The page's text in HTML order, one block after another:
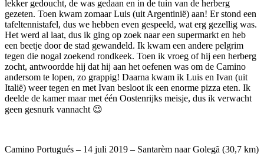
lekker gedoucht, de was gedaan en in de tuin van de herberg
gezeten. Toen kwam zomaar Luis (uit Argentinië) aan! Er stond een
tafeltennistafel, dus we hebben even gespeeld, wat erg gezellig was.
Het werd al laat, dus ik ging op zoek naar een supermarkt en heb
een beetje door de stad gewandeld. Ik kwam een andere pelgrim
tegen die nogal zoekend rondkeek. Toen ik vroeg of hij een herberg
zocht, antwoordde hij dat hij aan het oefenen was om de Camino
andersom te lopen, zo grappig! Daarna kwam ik Luis en Ivan (uit
Italië) weer tegen en met Ivan besloot ik een enorme pizza eten. Ik
deelde de kamer maar met één Oostenrijks meisje, dus ik verwacht
geen gesnurk vannacht 😉
Camino Portugués – 14 juli 2019 – Santarèm naar Golegã (30,7 km)